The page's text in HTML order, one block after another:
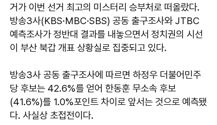
거가 이번 선거 최고의 미스터리 승부처로 떠올랐다.
방송3사(KBS·MBC·SBS) 공동 출구조사와 JTBC
예측조사가 정반대 결과를 내놓으면서 정치권의 시선
이 부산 북갑 개표 상황실로 집중되고 있다.
방송3사 공동 출구조사에 따르면 하정우 더불어민주
당 후보는 42.6%를 얻어 한동훈 무소속 후보
(41.6%)를 1.0%포인트 차이로 앞서는 것으로 예측됐
다. 사실상 초접전이다.